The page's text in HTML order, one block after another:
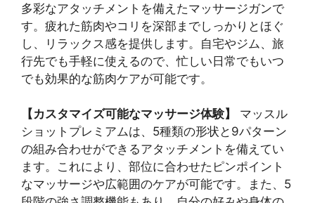
多彩なアタッチメントを備えたマッサージガンで
す。疲れた筋肉やコリを深部までしっかりとほぐ
し、リラックス感を提供します。自宅やジム、旅
行先でも手軽に使えるので、忙しい日常でもいつ
でも効果的な筋肉ケアが可能です。
【カスタマイズ可能なマッサージ体験】
マッスル
ショットプレミアムは、5種類の形状と9パターン
の組み合わせができるアタッチメントを備えてい
ます。これにより、部位に合わせたピンポイント
なマッサージや広範囲のケアが可能です。また、5